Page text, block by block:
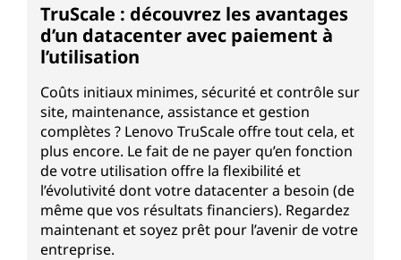
TruScale : découvrez les avantages
d’un datacenter avec paiement à
l’utilisation
Coûts initiaux minimes, sécurité et contrôle sur
site, maintenance, assistance et gestion
complètes ? Lenovo TruScale offre tout cela, et
plus encore. Le fait de ne payer qu’en fonction
de votre utilisation offre la flexibilité et
l’évolutivité dont votre datacenter a besoin (de
même que vos résultats financiers). Regardez
maintenant et soyez prêt pour l’avenir de votre
entreprise.